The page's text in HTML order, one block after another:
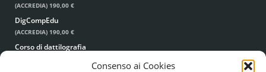
Consenso ai Cookies
(ACCREDIA) 190,00 €
DigCompEdu
(ACCREDIA) 190,00 €
Corso di dattilografia